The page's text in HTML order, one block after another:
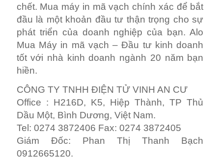
chết. Mua máy in mã vạch chính xác để bắt
đầu là một khoản đầu tư thận trọng cho sự
phát triển của doanh nghiệp của bạn. Alo
Mua Máy in mã vạch – Đầu tư kinh doanh
tốt với nhà kinh doanh ngành 20 năm bạn
hiền.
CÔNG TY TNHH ĐIỆN TỬ VINH AN CƯ
Office : H216D, K5, Hiệp Thành, TP Thủ
Dầu Một, Bình Dương, Việt Nam.
Tel: 0274 3872406 Fax: 0274 3872405
Giám Đốc: Phan Thị Thanh Bạch
0912665120.